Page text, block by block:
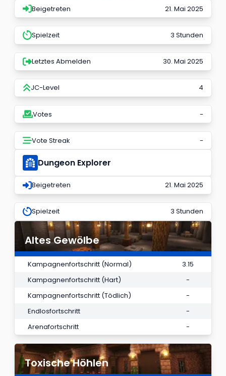
Beigetreten 21. Mai 2025
Spielzeit 3 Stunden
Letztes Abmelden 30. Mai 2025
JC-Level 4
Votes -
Vote Streak -
Dungeon Explorer
Beigetreten 21. Mai 2025
Spielzeit 3 Stunden
Altes Gewölbe
Kampagnenfortschritt (Normal)
3.15
Kampagnenfortschritt (Hart)
-
Kampagnenfortschritt (Tödlich)
-
Endlosfortschritt
-
Arenafortschritt
-
Toxische Höhlen